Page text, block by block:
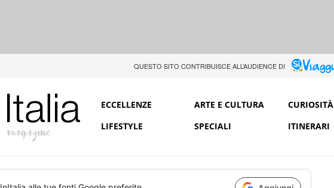
QUESTO SITO CONTRIBUISCE ALL’AUDIENCE DI
ECCELLENZE ARTE E CULTURA CURIOSITÀ
LIFESTYLE
SPECIALI ITINERARI